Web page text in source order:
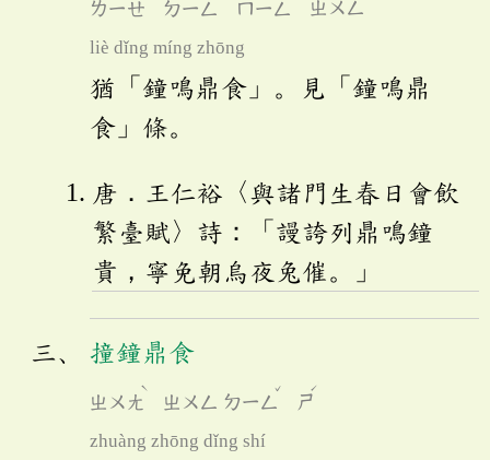
ㄌㄧㄝ ㄉㄧㄥ ㄇㄧㄥ
ㄓㄨㄥ
liè dǐng míng zhōng
猶「鐘鳴鼎食」。見「鐘鳴鼎
食」條。
唐．王仁裕〈與諸門生春日會飲
繁臺賦〉詩：「謾誇列鼎鳴鐘
貴，寧免朝烏夜兔催。」
撞鐘鼎食
ㄓㄨㄤ
ˋ
ㄓㄨㄥ ㄉㄧㄥ
ˇ
ㄕ
ˊ
zhuàng zhōng dǐng shí